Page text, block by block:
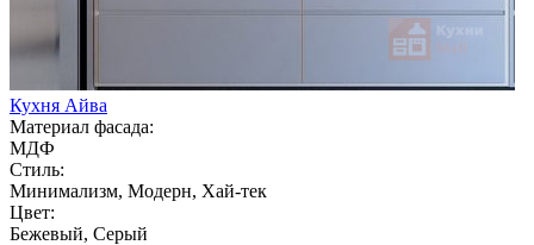
Кухня Айва
Материал фасада:
МДФ
Стиль:
Минимализм, Модерн, Хай-тек
Цвет:
Бежевый, Серый